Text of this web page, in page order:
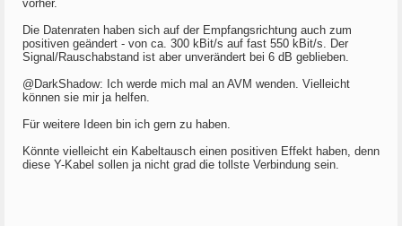
vorher.
Die Datenraten haben sich auf der Empfangsrichtung auch zum
positiven geändert - von ca. 300 kBit/s auf fast 550 kBit/s. Der
Signal/Rauschabstand ist aber unverändert bei 6 dB geblieben.
@DarkShadow: Ich werde mich mal an AVM wenden. Vielleicht
können sie mir ja helfen.
Für weitere Ideen bin ich gern zu haben.
Könnte vielleicht ein Kabeltausch einen positiven Effekt haben, denn
diese Y-Kabel sollen ja nicht grad die tollste Verbindung sein.